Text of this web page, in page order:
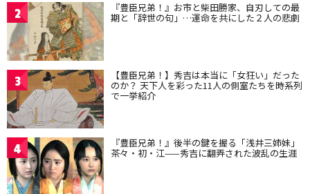
2 『豊臣兄弟！』お市と柴田勝家、自刃しての最
期と「辞世の句」…運命を共にした２人の悲劇
3 【豊臣兄弟！】秀吉は本当に「女狂い」だった
のか？ 天下人を彩った11人の側室たちを時系列
で一挙紹介
4 『豊臣兄弟！』後半の鍵を握る「浅井三姉妹」
茶々・初・江——秀吉に翻弄された波乱の生涯